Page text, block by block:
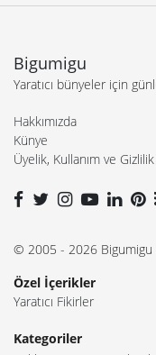
Bigumigu
Yaratıcı bünyeler için
Hakkımızda
Künye
Üyelik, Kullanım ve Gizlilik
© 2005 - 2026 Bigumigu
Özel İçerikler
Yaratıcı Fikirler
Kategoriler